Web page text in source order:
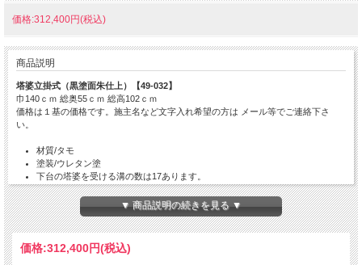
価格:312,400円(税込)
商品説明
塔婆立掛式（黒塗面朱仕上）【49-032】
巾140ｃｍ 総奥55ｃｍ 総高102ｃｍ
価格は１基の価格です。施主名など文字入れ希望の方は メール等でご連絡下さ
い。
材質/タモ
塗装/ウレタン塗
下台の塔婆を受ける溝の数は17あります。
納期の目安：ご注文確認後、30営業日。(受注生産）
別注寸法、紋書き・文字書きについても対応できます。別途費用と日数
がかかります。
お問い合わせはメールinfo@hoko-butugu.comにて。
▼ 商品説明の続きを見る ▼
価格:312,400円(税込)